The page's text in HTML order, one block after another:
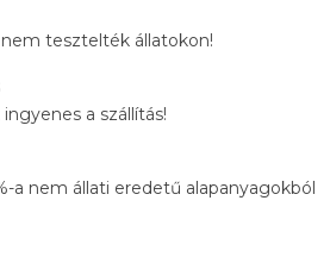
tesztelték állatokon!
a szállítás!
a nem állati eredetű alapanyagokból